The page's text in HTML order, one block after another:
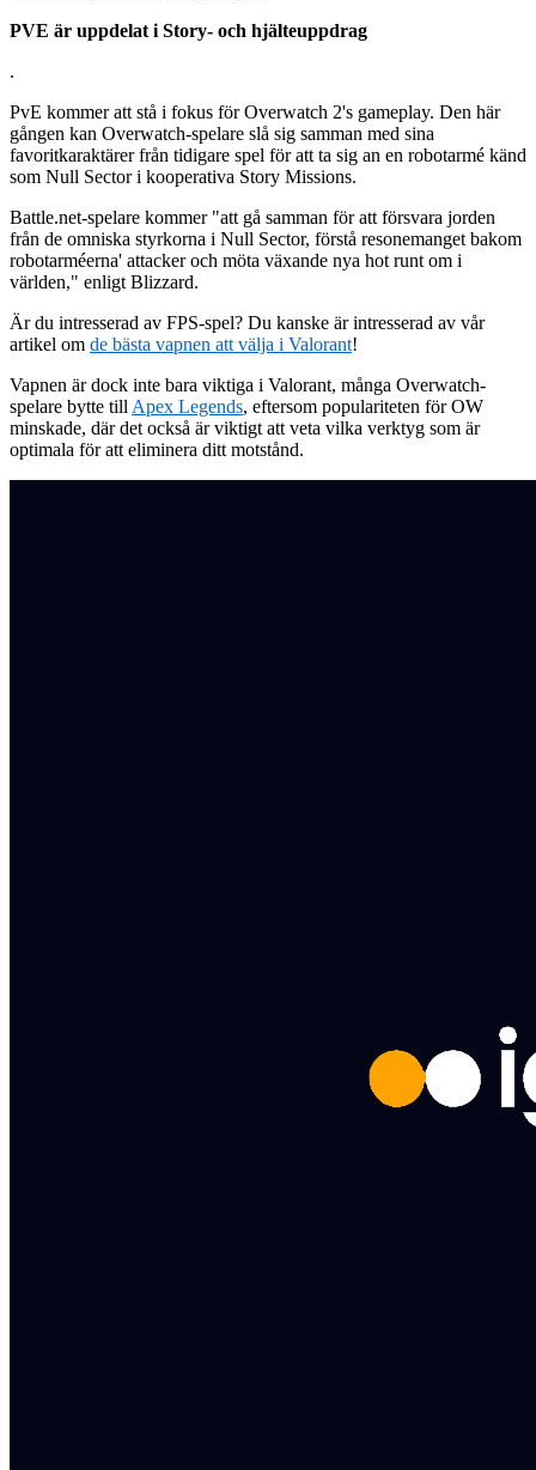
PVE är uppdelat i Story- och hjälteuppdrag
.
PvE kommer att stå i fokus för Overwatch 2's gameplay. Den här
gången kan Overwatch-spelare slå sig samman med sina
favoritkaraktärer från tidigare spel för att ta sig an en robotarmé känd
som Null Sector i kooperativa Story Missions.
Battle.net-spelare kommer "att gå samman för att försvara jorden
från de omniska styrkorna i Null Sector, förstå resonemanget bakom
robotarméerna' attacker och möta växande nya hot runt om i
världen," enligt Blizzard.
Är du intresserad av FPS-spel? Du kanske är intresserad av vår
artikel om de bästa vapnen att välja i Valorant!
Vapnen är dock inte bara viktiga i Valorant, många Overwatch-
spelare bytte till Apex Legends, eftersom populariteten för OW
minskade, där det också är viktigt att veta vilka verktyg som är
optimala för att eliminera ditt motstånd.